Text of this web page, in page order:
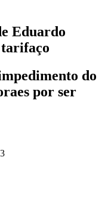
Eduardo
tarifaço
do
por ser